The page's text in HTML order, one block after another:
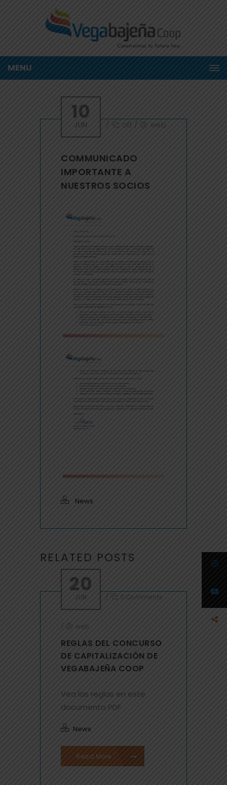
MENU
10
JUN / off / web
COMMUNICADO
IMPORTANTE A
NUESTROS SOCIOS
News
RELATED POSTS
20
JUN / 0 Comments
/ web
REGLAS DEL CONCURSO
DE CAPITALIZACIÓN DE
VEGABAJEÑA COOP
Vea las reglas en este
documento PDF
News
Read More